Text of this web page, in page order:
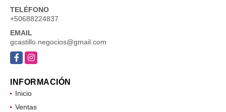
TELÉFONO
+50688224837
EMAIL
gcastillo.negocios@gmail.com
FacebookInstagram
INFORMACIÓN
Inicio
Ventas